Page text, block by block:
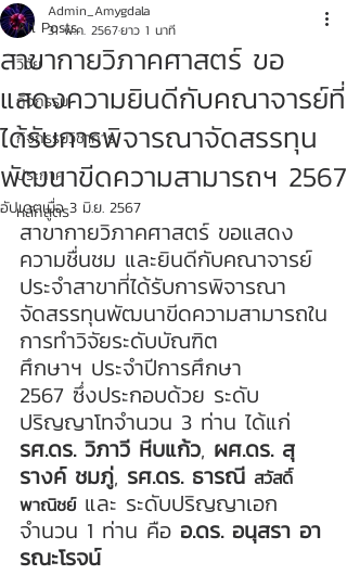
All Posts
วิจัย
กิจกรรม
กิจกรรมวิชาการ
ประกาศ
หลักสูตร
สาขากายวิภาคศาสตร์ ขอ
แสดงความยินดีกับคณาจารย์ที่
ได้รับการพิจารณาจัดสรรทุน
พัฒนาขีดความสามารถฯ 2567
Admin_Amygdala
31 พ.ค. 2567ยาว 1 นาที
อัปเดตเมื่อ3 มิ.ย. 2567
สาขากายวิภาคศาสตร์ ขอแสดง
ความชื่นชม และยินดีกับคณาจารย์
ประจำสาขาที่ได้รับการพิจารณา
จัดสรรทุนพัฒนาขีดความสามารถใน
การทำวิจัยระดับบัณฑิต
ศึกษาฯ ประจำปีการศึกษา
2567 ซึ่งประกอบด้วย ระดับ
ปริญญาโทจำนวน 3 ท่าน ได้แก่
รศ.ดร. วิภาวี หีบแก้ว, ผศ.ดร. สุ
รางค์ ชมภู่, รศ.ดร. ธารณี สวัสดิ์
พาณิชย์ และ ระดับปริญญาเอก
จำนวน 1 ท่าน คือ อ.ดร. อนุสรา อา
รณะโรจน์